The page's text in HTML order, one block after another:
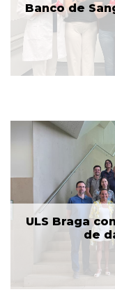
Banco de
ULS Braga
de